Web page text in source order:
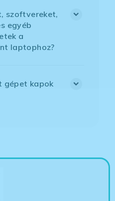
szoftvereket,
egyéb
a
laptophoz?
gépet kapok